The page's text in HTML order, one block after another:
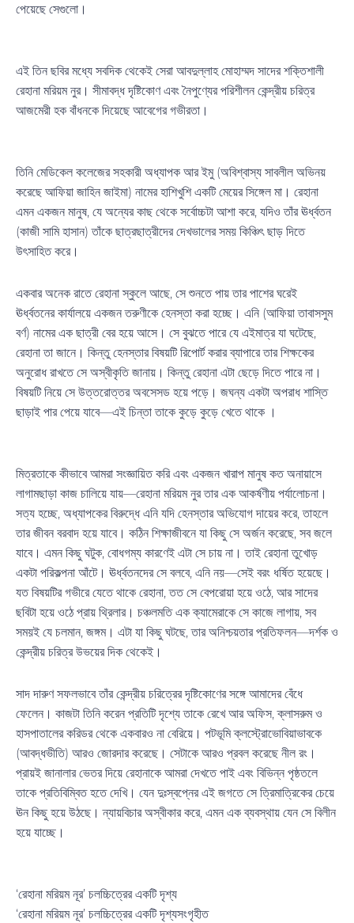
পেয়েছে সেগুলো।
এই তিন ছবির মধ্যে সবদিক থেকেই সেরা আবদুল্লাহ মোহাম্মদ সাদের শক্তিশালী
রেহানা মরিয়ম নুর। সীমাবদ্ধ দৃষ্টিকোণ এবং নৈপুণ্যের পরিশীলন কেন্দ্রীয় চরিত্র
আজমেরী হক বাঁধনকে দিয়েছে আবেগের গভীরতা।
তিনি মেডিকেল কলেজের সহকারী অধ্যাপক আর ইমু (অবিশ্বাস্য সাবলীল অভিনয়
করেছে আফিয়া জাহিন জাইমা) নামের হাশিখুশি একটি মেয়ের সিঙ্গেল মা। রেহানা
এমন একজন মানুষ, যে অন্যের কাছ থেকে সর্বোচ্চটা আশা করে, যদিও তাঁর ঊর্ধ্বতন
(কাজী সামি হাসান) তাঁকে ছাত্রছাত্রীদের দেখভালের সময় কিঞ্চিৎ ছাড় দিতে
উৎসাহিত করে।
একবার অনেক রাতে রেহানা স্কুলে আছে, সে শুনতে পায় তার পাশের ঘরেই
ঊর্ধ্বতনের কার্যালয়ে একজন তরুণীকে হেনস্তা করা হচ্ছে। এনি (আফিয়া তাবাসসুম
বর্ণ) নামের এক ছাত্রী বের হয়ে আসে। সে বুঝতে পারে যে এইমাত্র যা ঘটেছে,
রেহানা তা জানে। কিন্তু হেনস্তার বিষয়টি রিপোর্ট করার ব্যাপারে তার শিক্ষকের
অনুরোধ রাখতে সে অস্বীকৃতি জানায়। কিন্তু রেহানা এটা ছেড়ে দিতে পারে না।
বিষয়টি নিয়ে সে উত্তরোত্তর অবসেসড হয়ে পড়ে। জঘন্য একটা অপরাধ শাস্তি
ছাড়াই পার পেয়ে যাবে—এই চিন্তা তাকে কুড়ে কুড়ে খেতে থাকে ।
মিত্রতাকে কীভাবে আমরা সংজ্ঞায়িত করি এবং একজন খারাপ মানুষ কত অনায়াসে
লাগামছাড়া কাজ চালিয়ে যায়—রেহানা মরিয়ম নুর তার এক আকর্ষণীয় পর্যালোচনা।
সত্য হচ্ছে, অধ্যাপকের বিরুদ্ধে এনি যদি হেনস্তার অভিযোগ দায়ের করে, তাহলে
তার জীবন বরবাদ হয়ে যাবে। কঠিন শিক্ষাজীবনে যা কিছু সে অর্জন করেছে, সব জলে
যাবে। এমন কিছু ঘটুক, বোধগম্য কারণেই এটা সে চায় না। তাই রেহানা তুখোড়
একটা পরিকল্পনা আঁটে। ঊর্ধ্বতনদের সে বলবে, এনি নয়—সেই বরং ধর্ষিত হয়েছে।
যত বিষয়টির গভীরে যেতে থাকে রেহানা, তত সে বেপরোয়া হয়ে ওঠে, আর সাদের
ছবিটা হয়ে ওঠে প্রায় থ্রিলার। চঞ্চলমতি এক ক্যামেরাকে সে কাজে লাগায়, সব
সময়ই যে চলমান, জঙ্গম। এটা যা কিছু ঘটছে, তার অনিশ্চয়তার প্রতিফলন—দর্শক ও
কেন্দ্রীয় চরিত্র উভয়ের দিক থেকেই।
সাদ দারুণ সফলভাবে তাঁর কেন্দ্রীয় চরিত্রের দৃষ্টিকোণের সঙ্গে আমাদের বেঁধে
ফেলেন। কাজটা তিনি করেন প্রতিটি দৃশ্যে তাকে রেখে আর অফিস, ক্লাসরুম ও
হাসপাতালের করিডর থেকে একবারও না বেরিয়ে। পটভূমি ক্লস্ট্রোভোবিয়াভাবকে
(আবদ্ধভীতি) আরও জোরদার করেছে। সেটাকে আরও প্রবল করেছে নীল রং।
প্রায়ই জানালার ভেতর দিয়ে রেহানাকে আমরা দেখতে পাই এবং বিভিন্ন পৃষ্ঠতলে
তাকে প্রতিবিম্বিত হতে দেখি। যেন দুঃস্বপ্নের এই জগতে সে ত্রিমাত্রিকের চেয়ে
ঊন কিছু হয়ে উঠছে। ন্যায়বিচার অস্বীকার করে, এমন এক ব্যবস্থায় যেন সে বিলীন
হয়ে যাচ্ছে।
‘রেহানা মরিয়ম নূর’ চলচ্চিত্রের একটি দৃশ্য
‘রেহানা মরিয়ম নূর’ চলচ্চিত্রের একটি দৃশ্যসংগৃহীত